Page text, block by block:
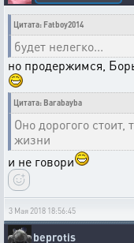
Цитата: Fatboy2014
будет нелегко...
но продержимся,
Цитата: Barabayba
Оно дорогого стоит,
жизни
и не говори
3 Мая 2018 18:56:45
beprotis